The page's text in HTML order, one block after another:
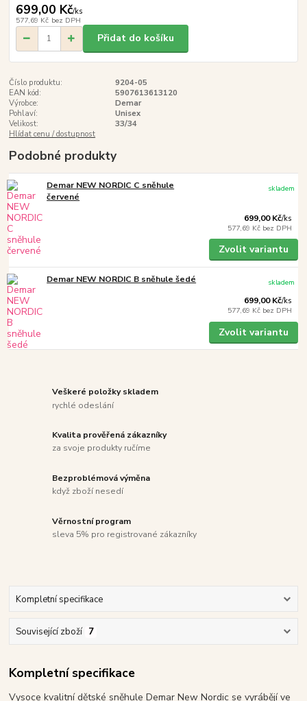
699,00 Kč/ks
577,69 Kč bez DPH
Přidat do košíku
Číslo produktu:
9204-05
EAN kód:
5907613613120
Výrobce:
Demar
Pohlaví:
Unisex
Velikost:
33/34
Hlídat cenu / dostupnost
Podobné produkty
Demar NEW NORDIC C sněhule
červené
699,00 Kč/ks
577,69 Kč bez DPH
skladem
Zvolit variantu
Demar NEW NORDIC B sněhule šedé
699,00 Kč/ks
577,69 Kč bez DPH
skladem
Zvolit variantu
Veškeré položky skladem
rychlé odeslání
Kvalita prověřená zákazníky
za svoje produkty ručíme
Bezproblémová výměna
když zboží nesedí
Věrnostní program
sleva 5% pro registrované zákazníky
Kompletní specifikace
Související zboží 7
Kompletní specifikace
Vysoce kvalitní dětské sněhule Demar New Nordic se vyrábějí ve